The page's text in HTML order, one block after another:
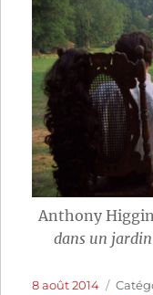
Anthony
dans un
Publié
8 août 2014